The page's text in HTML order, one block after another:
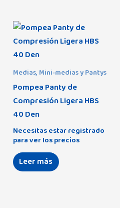
Medias, Mini-medias y Pantys
Pompea Panty de
Compresión Ligera HBS
40 Den
Necesitas estar registrado
para ver los precios
Leer más